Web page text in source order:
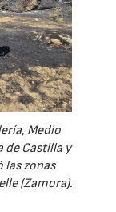
Medio
de Castilla y
las zonas
(Zamora).